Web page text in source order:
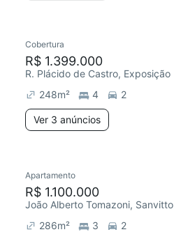
Cobertura
R$ 1.399.000
R. Plácido de Castro, Exposição
248m² 4 2
Ver 3 anúncios
Apartamento
R$ 1.100.000
João Alberto Tomazoni, Sanvitto
286m² 3 2